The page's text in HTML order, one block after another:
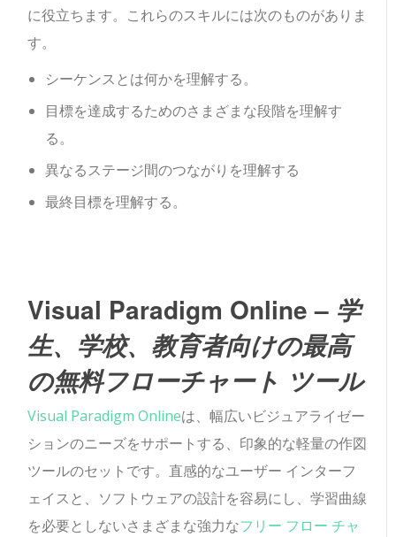
に役立ちます。これらのスキルには次のものがありま
す。
シーケンスとは何かを理解する。
目標を達成するためのさまざまな段階を理解す
る。
異なるステージ間のつながりを理解する
最終目標を理解する。
Visual Paradigm Online – 学
生、学校、教育者向けの最高
の無料フローチャート ツール
Visual Paradigm Onlineは、幅広いビジュアライゼー
ションのニーズをサポートする、印象的な軽量の作図
ツールのセットです。直感的なユーザー インターフ
ェイスと、ソフトウェアの設計を容易にし、学習曲線
を必要としないさまざまな強力なフリー フロー チャ